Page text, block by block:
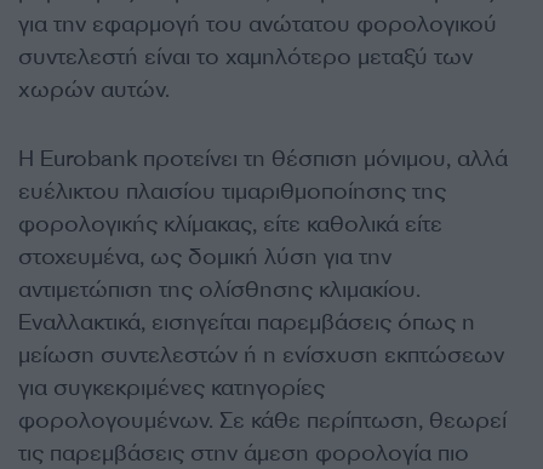
για την εφαρμογή του ανώτατου φορολογικού
συντελεστή είναι το χαμηλότερο μεταξύ των
χωρών αυτών.
Η Eurobank προτείνει τη θέσπιση μόνιμου, αλλά
ευέλικτου πλαισίου τιμαριθμοποίησης της
φορολογικής κλίμακας, είτε καθολικά είτε
στοχευμένα, ως δομική λύση για την
αντιμετώπιση της ολίσθησης κλιμακίου.
Εναλλακτικά, εισηγείται παρεμβάσεις όπως η
μείωση συντελεστών ή η ενίσχυση εκπτώσεων
για συγκεκριμένες κατηγορίες
φορολογουμένων. Σε κάθε περίπτωση, θεωρεί
τις παρεμβάσεις στην άμεση φορολογία πιο